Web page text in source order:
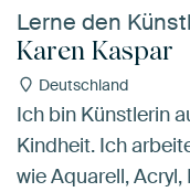
Lerne den
Karen Kaspar
Deutschland
Ich bin Künstlerin
Kindheit. Ich
wie Aquarell,